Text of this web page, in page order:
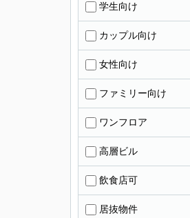
学生向け
カップル向け
女性向け
ファミリー向け
ワンフロア
高層ビル
飲食店可
居抜物件